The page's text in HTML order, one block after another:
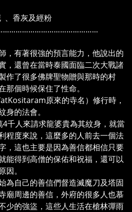
泥 、香灰及經粉
，有著很強的預言能力，他說出的
，還曾在當時泰國面臨二次大戰諸
作了很多佛牌聖物贈與那時的村
那個時候保住了性命。
原來的寺名）修行時，
身的法會。
千人來請求龍婆貴為其紋身，就當
程度來說，這麼多的人前去一個法
，這也主要是因為善信都相信只要
能得到高僧的保佑和祝福，還可以
。
為自己的善信們督造滅魔刀及塔固
廟周邊的善信，外府的很多人也慕
少的強盜，這些人生活在槍林彈雨